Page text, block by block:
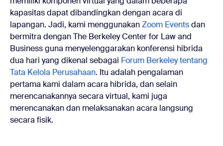
kapasitas dapat dibandingkan dengan acara di
lapangan. Jadi, kami menggunakanZoom Eventsdan
bermitra dengan The Berkeley Center for Law and
Business guna menyelenggarakan konferensi hibrida
dua hari yang dikenal sebagai Forum Berkeley tentang
Tata Kelola Perusahaan. Itu adalah pengalaman
pertama kami dalam acara hibrida, dan selain
merencanakannya secara virtual, kami juga
merencanakan dan melaksanakan acara langsung
secara fisik.